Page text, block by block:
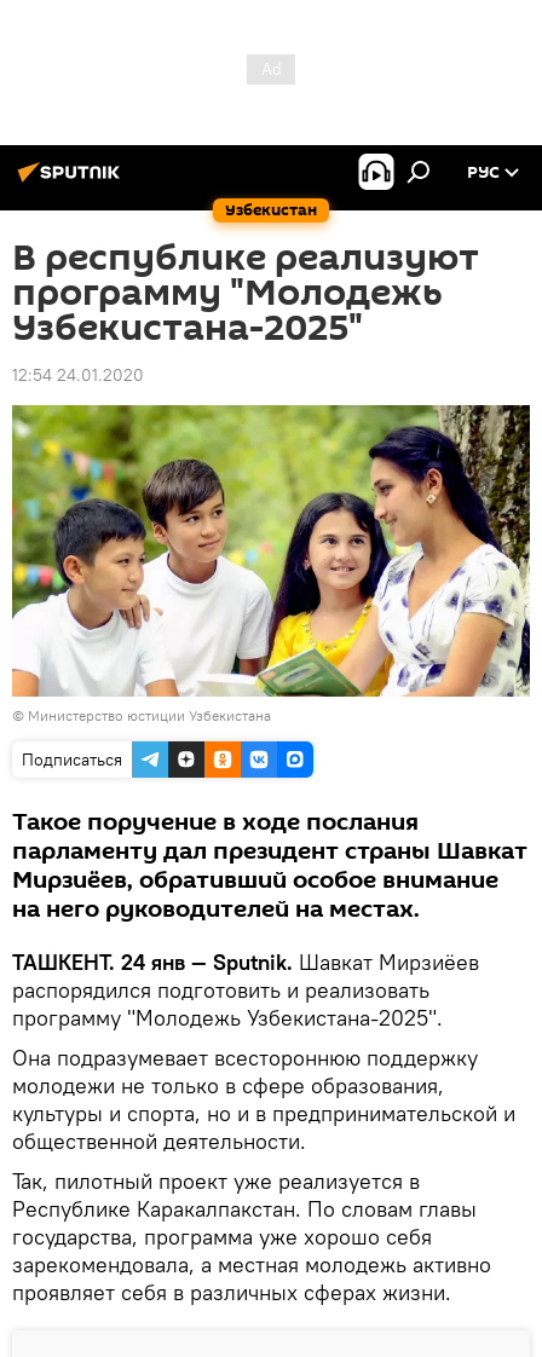
Узбекистан
РУС
В республике реализуют
программу "Молодежь
Узбекистана-2025"
12:54 24.01.2020
© Министерство юстиции Узбекистана
Подписаться
Такое поручение в ходе послания
парламенту дал президент страны Шавкат
Мирзиёев, обративший особое внимание
на него руководителей на местах.
ТАШКЕНТ. 24 янв — Sputnik. Шавкат Мирзиёев
распорядился подготовить и реализовать
программу "Молодежь Узбекистана-2025".
Она подразумевает всестороннюю поддержку
молодежи не только в сфере образования,
культуры и спорта, но и в предпринимательской и
общественной деятельности.
Так, пилотный проект уже реализуется в
Республике Каракалпакстан. По словам главы
государства, программа уже хорошо себя
зарекомендовала, а местная молодежь активно
проявляет себя в различных сферах жизни.